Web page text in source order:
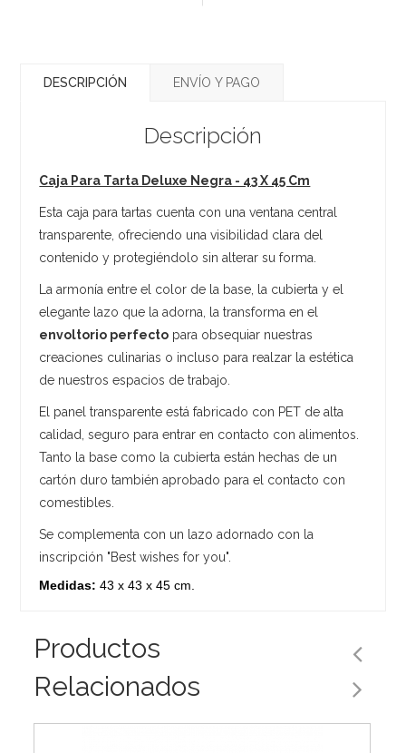
DESCRIPCIÓN ENVÍO Y PAGO
Descripción
Caja Para Tarta Deluxe Negra - 43 X 45 Cm
Esta caja para tartas cuenta con una ventana central
transparente, ofreciendo una visibilidad clara del
contenido y protegiéndolo sin alterar su forma.
La armonía entre el color de la base, la cubierta y el
elegante lazo que la adorna, la transforma en el
envoltorio perfecto para obsequiar nuestras
creaciones culinarias o incluso para realzar la estética
de nuestros espacios de trabajo.
El panel transparente está fabricado con PET de alta
calidad, seguro para entrar en contacto con alimentos.
Tanto la base como la cubierta están hechas de un
cartón duro también aprobado para el contacto con
comestibles.
Se complementa con un lazo adornado con la
inscripción "Best wishes for you".
Medidas:43 x 43 x 45 cm.
Productos
Relacionados